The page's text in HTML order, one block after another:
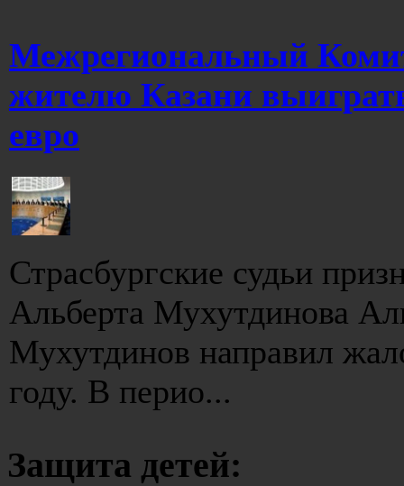
Межрегиональный
жителю Казани
евро
Страсбургские судьи
Альберта Мухутдинова
Мухутдинов направил
году. В перио...
Защита детей: